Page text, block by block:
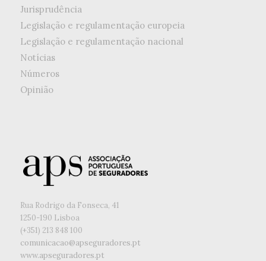
Jurisprudência
Legislação e regulamentação europeia
Legislação e regulamentação nacional
Notícias
Números
Opinião
Rua Rodrigo da Fonseca, 41
1250-190 Lisboa
(+351) ‭213 848 100
comunicacao@apseguradores.pt
www.apseguradores.pt